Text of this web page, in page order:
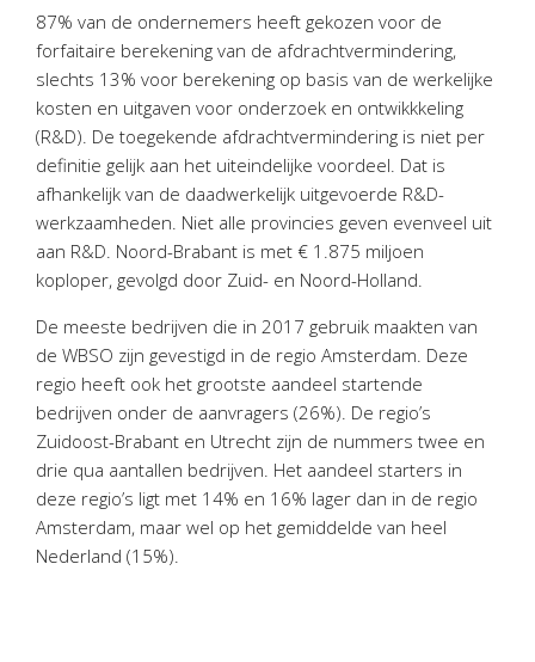
Nieuwsoverzicht
Handige links
Downloads
Contact
AvantiOnline
BaseCone – Facturen
Visionplanner – Rapportage
Klantenportaal – Online dossiers
Online Salaris – Salarissen
Nextens-Accorderen aangiften
87% van de ondernemers heeft gekozen voor de
forfaitaire berekening van de afdrachtvermindering,
slechts 13% voor berekening op basis van de werkelijke
kosten en uitgaven voor onderzoek en ontwikkkeling
(R&D). De toegekende afdrachtvermindering is niet per
definitie gelijk aan het uiteindelijke voordeel. Dat is
afhankelijk van de daadwerkelijk uitgevoerde R&D-
werkzaamheden. Niet alle provincies geven evenveel uit
aan R&D. Noord-Brabant is met € 1.875 miljoen
koploper, gevolgd door Zuid- en Noord-Holland.
De meeste bedrijven die in 2017 gebruik maakten van
de WBSO zijn gevestigd in de regio Amsterdam. Deze
regio heeft ook het grootste aandeel startende
bedrijven onder de aanvragers (26%). De regio’s
Zuidoost-Brabant en Utrecht zijn de nummers twee en
drie qua aantallen bedrijven. Het aandeel starters in
deze regio’s ligt met 14% en 16% lager dan in de regio
Amsterdam, maar wel op het gemiddelde van heel
Nederland (15%).